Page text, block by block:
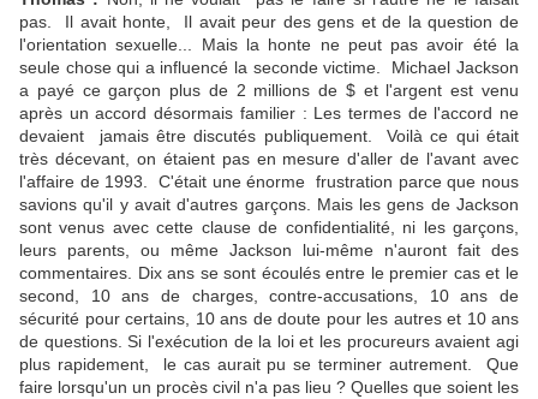
pas. Il avait honte, Il avait peur des gens et de la question de
l'orientation sexuelle... Mais la honte ne peut pas avoir été la
seule chose qui a influencé la seconde victime. Michael Jackson
a payé ce garçon plus de 2 millions de $ et l'argent est venu
après un accord désormais familier : Les termes de l'accord ne
devaient jamais être discutés publiquement. Voilà ce qui était
très décevant, on étaient pas en mesure d'aller de l'avant avec
l'affaire de 1993. C'était une énorme frustration parce que nous
savions qu'il y avait d'autres garçons. Mais les gens de Jackson
sont venus avec cette clause de confidentialité, ni les garçons,
leurs parents, ou même Jackson lui-même n'auront fait des
commentaires. Dix ans se sont écoulés entre le premier cas et le
second, 10 ans de charges, contre-accusations, 10 ans de
sécurité pour certains, 10 ans de doute pour les autres et 10 ans
de questions. Si l'exécution de la loi et les procureurs avaient agi
plus rapidement, le cas aurait pu se terminer autrement. Que
faire lorsqu'un un procès civil n'a pas lieu ? Quelles que soient les